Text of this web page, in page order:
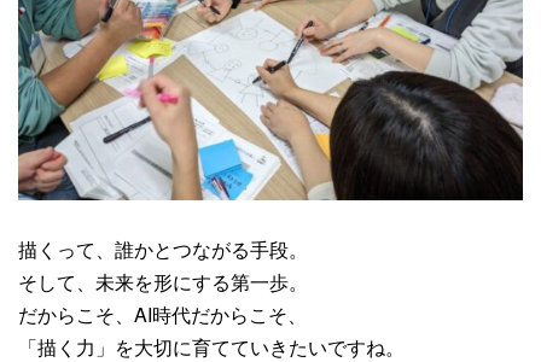
描くって、誰かとつながる手段。
そして、未来を形にする第一歩。
だからこそ、AI時代だからこそ、
「描く力」を大切に育てていきたいですね。